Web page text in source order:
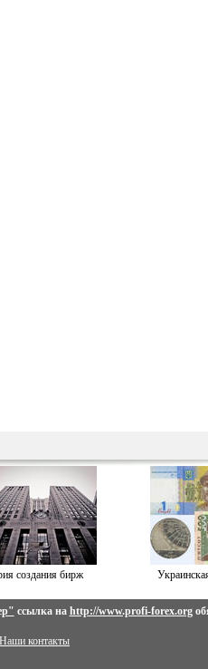
создания бирж
ссылка на http://www.profi-forex.org
Наши контакты